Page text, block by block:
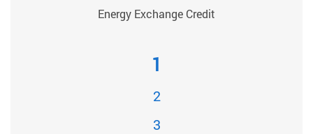
Energy Exchange Credit
1
2
3